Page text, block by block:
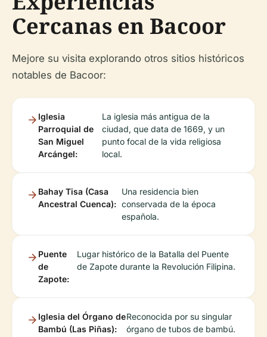
Cercanas en Bacoor
Mejore su visita explorando otros sitios históricos
notables de Bacoor:
Iglesia
Parroquial de
San Miguel
Arcángel:
La iglesia más antigua de la
ciudad, que data de 1669, y un
punto focal de la vida religiosa
local.
Bahay Tisa (Casa
Ancestral Cuenca):
Una residencia bien
conservada de la época
española.
Puente
de
Zapote:
Lugar histórico de la Batalla del Puente
de Zapote durante la Revolución Filipina.
Iglesia del Órgano de
Bambú (Las Piñas):
Reconocida por su singular
órgano de tubos de bambú.